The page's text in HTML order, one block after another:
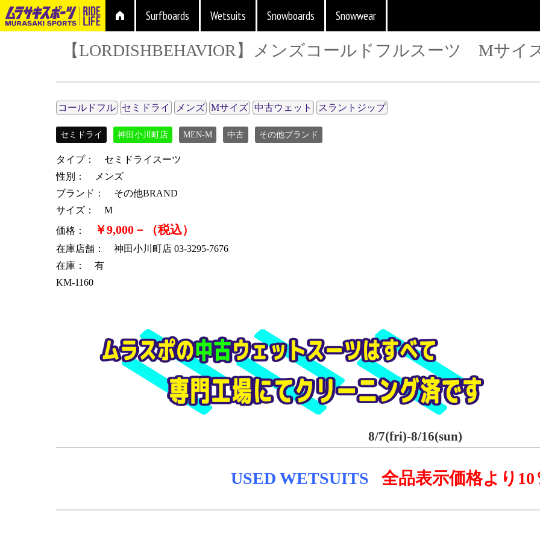
Surfboards Wetsuits Snowboards Snowwear
【LORDISHBEHAVIOR】メンズコールドフルスーツ Mサ
コールドフル セミドライ メンズ Mサイズ 中古ウェット スラントジップ
セミドライ 神田小川町店 MEN-M 中古 その他ブランド
タイプ： セミドライスーツ
性別： メンズ
ブランド： その他BRAND
サイズ： M
価格：
￥9,000－（税込）
在庫店舗： 神田小川町店 03-3295-7676
在庫： 有
KM-1160
8/7(fri)-8/16(sun)
USED WETSUITS 全品表示価格より